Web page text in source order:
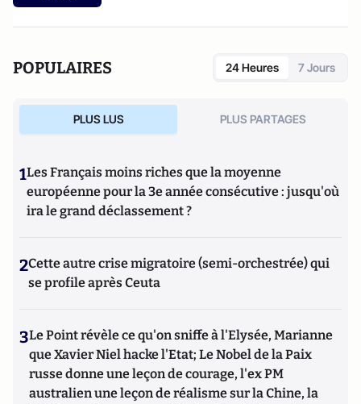
POPULAIRES 24 Heures 7 Jours
PLUS LUS PLUS PARTAGES
1Les Français moins riches que la moyenne
européenne pour la 3e année consécutive : jusqu'où
ira le grand déclassement ?
2Cette autre crise migratoire (semi-orchestrée) qui
se profile après Ceuta
3Le Point révèle ce qu'on sniffe à l'Elysée, Marianne
que Xavier Niel hacke l'Etat; Le Nobel de la Paix
russe donne une leçon de courage, l'ex PM
australien une leçon de réalisme sur la Chine, la